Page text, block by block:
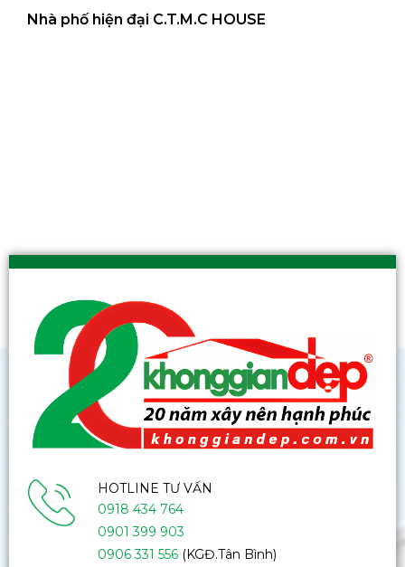
Nhà phố hiện đại C.T.M.C HOUSE
HOTLINE TƯ VẤN
0918 434 764
0901 399 903
0906 331 556(KGĐ.Tân Bình)